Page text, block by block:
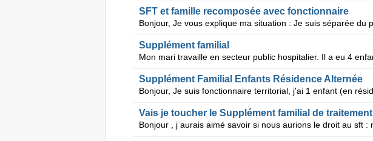
SFT et famille recomposée avec fonctionnaire
Supplément familial
Supplément Familial Enfants Résidence Alternée
Vais je toucher le Supplément familial de traitement